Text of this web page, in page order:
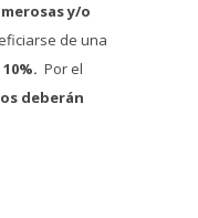
y/o
de una
Por el
deberán